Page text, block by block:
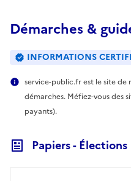
Démarches &
INFORMATIONS
service-public.fr est le site de
démarches. Méfiez-vous des
payants).
Papiers - Élections